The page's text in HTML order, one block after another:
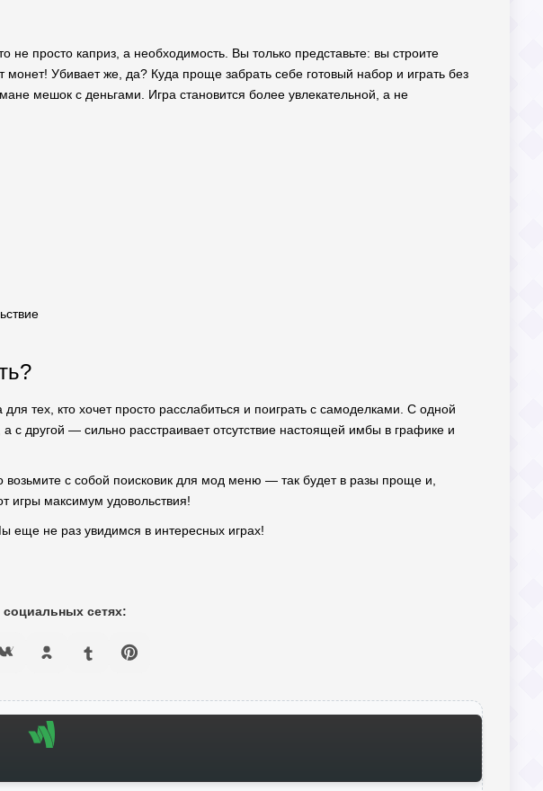
просто каприз, а необходимость. Вы только представьте: вы строите
монет! Убивает же, да? Куда проще забрать себе готовый набор и играть без
мешок с деньгами. Игра становится более увлекательной, а не
тех, кто хочет просто расслабиться и поиграть с самоделками. С одной
с другой — сильно расстраивает отсутствие настоящей имбы в графике и
с собой поисковик для мод меню — так будет в разы проще и,
игры максимум удовольствия!
еще не раз увидимся в интересных играх!
сетях: